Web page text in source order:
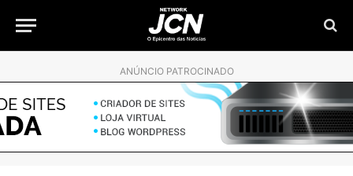
ANÚNCIO PATROCINADO